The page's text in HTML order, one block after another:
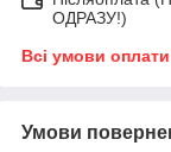
ОДРАЗУ!)
Всі умови оплати
Умови